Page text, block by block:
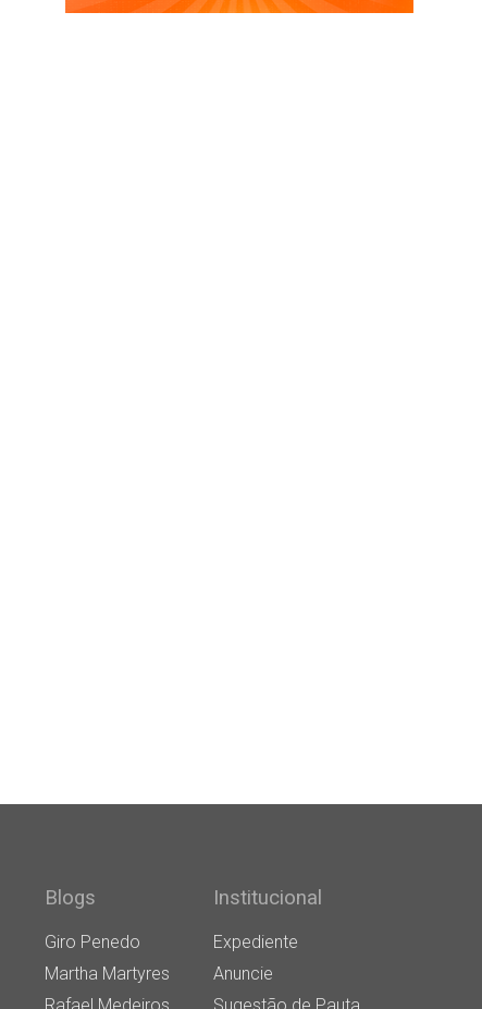
Blogs
Giro Penedo
Martha Martyres
Rafael Medeiros
Institucional
Expediente
Anuncie
Sugestão de Pauta